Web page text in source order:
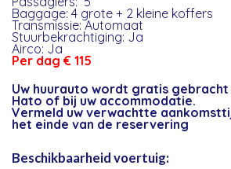
Baggage: 4 grote + 2 kleine koffers
Transmissie: Automaat
Stuurbekrachtiging: Ja
Airco: Ja
Per dag € 115
Uw huurauto wordt gratis gebracht
Hato of bij uw accommodatie.
Vermeld uw verwachtte
het einde van de reservering
Beschikbaarheid voertuig: